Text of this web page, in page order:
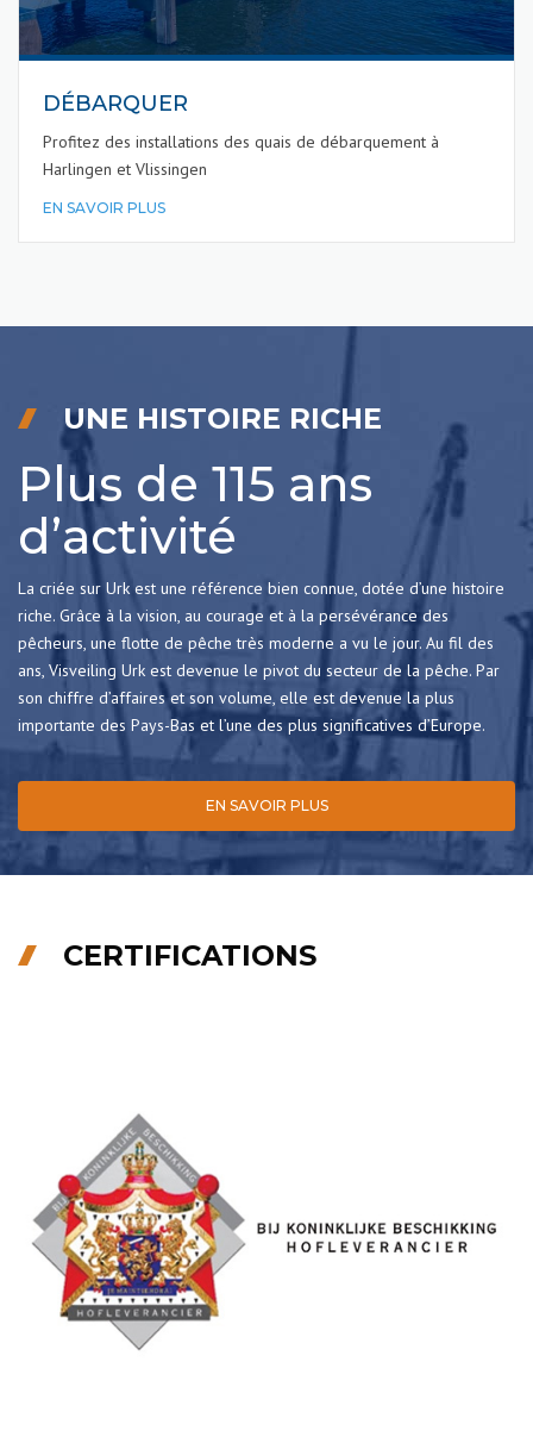
DÉBARQUER
Profitez des installations des quais de débarquement à
Harlingen et Vlissingen
EN SAVOIR PLUS
UNE HISTOIRE RICHE
Plus de 115 ans
d’activité
La criée sur Urk est une référence bien connue, dotée d’une histoire
riche. Grâce à la vision, au courage et à la persévérance des
pêcheurs, une flotte de pêche très moderne a vu le jour. Au fil des
ans, Visveiling Urk est devenue le pivot du secteur de la pêche. Par
son chiffre d’affaires et son volume, elle est devenue la plus
importante des Pays-Bas et l’une des plus significatives d’Europe.
EN SAVOIR PLUS
CERTIFICATIONS